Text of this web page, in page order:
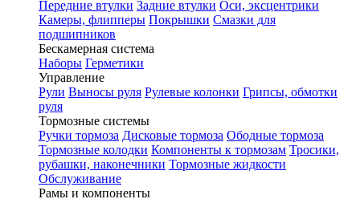
Передние втулки Задние втулки Оси, эксцентрики
Камеры, флипперы Покрышки Смазки для
подшипников
Бескамерная система
Наборы Герметики
Управление
Рули Выносы руля Рулевые колонки Грипсы, обмотки
руля
Тормозные системы
Ручки тормоза Дисковые тормоза Ободные тормоза
Тормозные колодки Компоненты к тормозам Тросики,
рубашки, наконечники Тормозные жидкости
Обслуживание
Рамы и компоненты